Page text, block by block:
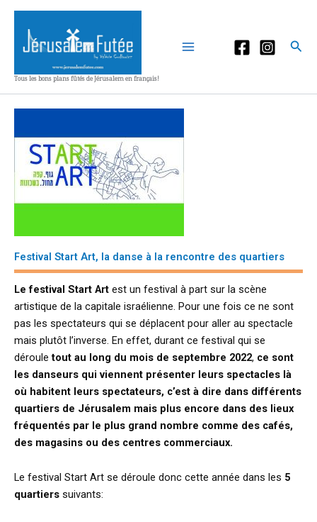
Aller
contenu
Tous les bons plans fûtés de Jérusalem en français!
Festival Start Art, la danse à la rencontre des quartiers
Le festival Start Art est un festival à part sur la scène
artistique de la capitale israélienne. Pour une fois ce ne sont
pas les spectateurs qui se déplacent pour aller au spectacle
mais plutôt l’inverse. En effet, durant ce festival qui se
dérouletout au long du mois de septembre 2022, ce sont
les danseurs qui viennent présenter leurs spectacles là
où habitent leurs spectateurs, c’est à dire dans différents
quartiers de Jérusalem mais plus encore dans des lieux
fréquentés par le plus grand nombre comme des cafés,
des magasins ou des centres commerciaux.
Le festival Start Art se déroule donc cette année dans les 5
quartiers suivants: